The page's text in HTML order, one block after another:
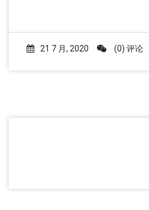
21 7 月, 2020 (0) 评论